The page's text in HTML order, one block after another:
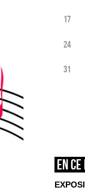
17
24
31
En